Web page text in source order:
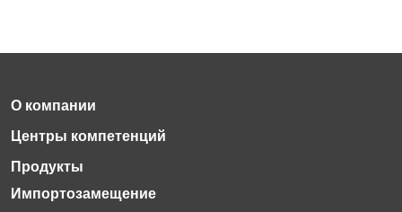
Импортозамещение